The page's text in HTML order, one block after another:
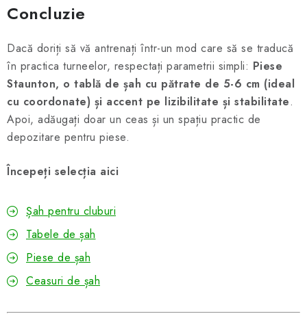
Concluzie
Dacă doriți să vă antrenați într-un mod care să se traducă
în practica turneelor, respectați parametrii simpli: Piese
Staunton, o tablă de șah cu pătrate de 5-6 cm (ideal
cu coordonate) și accent pe lizibilitate și stabilitate.
Apoi, adăugați doar un ceas și un spațiu practic de
depozitare pentru piese.
Începeți selecția aici
Șah pentru cluburi
Tabele de șah
Piese de șah
Ceasuri de șah